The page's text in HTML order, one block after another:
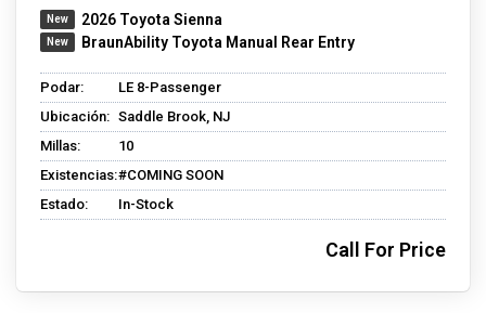
2026 Toyota Sienna
BraunAbility Toyota Manual Rear Entry
Podar:
LE 8-Passenger
Ubicación: Saddle Brook, NJ
Millas:
10
Existencias:#COMING SOON
Estado:
In-Stock
Call For Price